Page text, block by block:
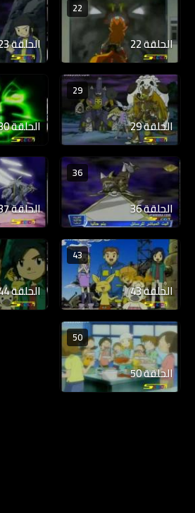
22
الحلقة 22 الحلقة 23
29
الحلقة 29 الحلقة 30
36
الحلقة 36 الحلقة 37
43
الحلقة 43 الحلقة 44
50
الحلقة 50